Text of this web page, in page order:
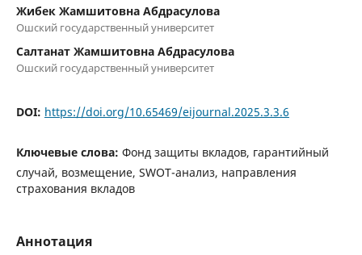
Жибек Жамшитовна Абдрасулова
Ошский государственный университет
Салтанат Жамшитовна Абдрасулова
Ошский государственный университет
DOI: https://doi.org/10.65469/eijournal.2025.3.3.6
Ключевые слова: Фонд защиты вкладов, гарантийный
случай, возмещение, SWOT-анализ, направления
страхования вкладов
Аннотация